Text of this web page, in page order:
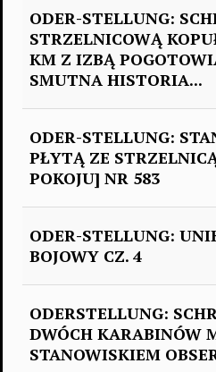
ODER-STELLUNG:
STRZELNICOWĄ
KM Z IZBĄ
SMUTNA HISTORIA...
ODER-STELLUNG:
PŁYTĄ ZE
POKOJU] NR 583
ODER-STELLUNG:
BOJOWY CZ. 4
ODERSTELLUNG:
DWÓCH KARABINÓW
STANOWISKIEM